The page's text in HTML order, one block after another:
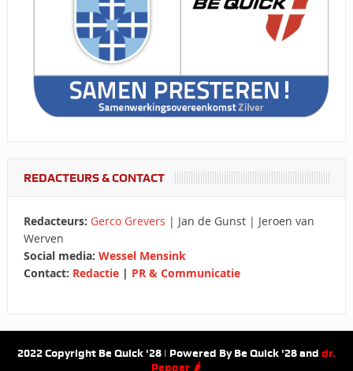
REDACTEURS & CONTACT
Redacteurs: Gerco Grevers | Jan de Gunst | Jeroen van
Werven
Social media: Wessel Mensink
Contact: Redactie| PR & Communicatie
2022 Copyright Be Quick '28 | Powered By Be Quick '28 and dr.
Pepper 🌶